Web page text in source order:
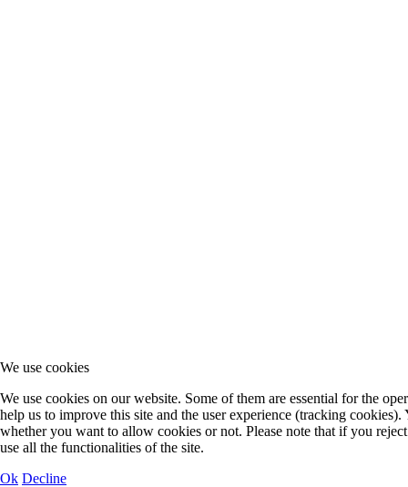
We use cookies
We use cookies on our website. Some of them are essential for the
help us to improve this site and the user experience (tracking
whether you want to allow cookies or not. Please note that if you
use all the functionalities of the site.
Ok Decline